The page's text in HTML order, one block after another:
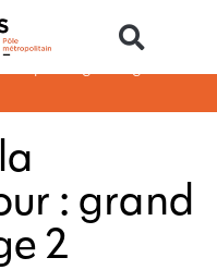
: grand
2